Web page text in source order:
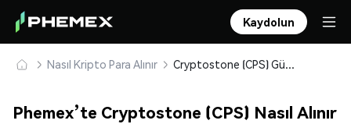
Kaydolun
Nasıl Kripto Para Alınır Cryptostone (CPS) Güvenle Satın Alın ve Saklayın
Phemex’te Cryptostone (CPS) Nasıl Alınır